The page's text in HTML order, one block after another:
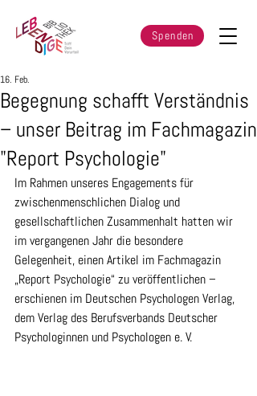
Spenden
Begegnung schafft Verständnis
– unser Beitrag im Fachmagazin
"Report Psychologie"
16. Feb.
Im Rahmen unseres Engagements für
zwischenmenschlichen Dialog und
gesellschaftlichen Zusammenhalt hatten wir
im vergangenen Jahr die besondere
Gelegenheit, einen Artikel im Fachmagazin
„Report Psychologie“ zu veröffentlichen –
erschienen im Deutschen Psychologen Verlag,
dem Verlag des Berufsverbands Deutscher
Psychologinnen und Psychologen e. V.